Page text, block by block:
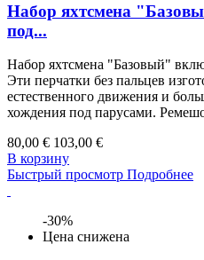
Набор яхтсмена
под...
Набор яхтсмена "Базовый"
Эти перчатки без пальцев
естественного движения и
хождения под парусами.
80,00 € 103,00 €
В корзину
Быстрый просмотр Подробнее
-30%
Цена снижена